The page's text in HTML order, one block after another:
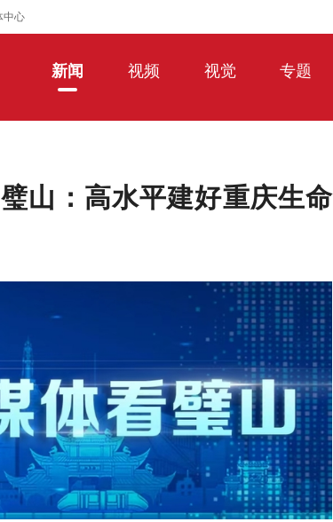
中心
新闻 视频 视觉 专题
山：高水平建好重庆生命